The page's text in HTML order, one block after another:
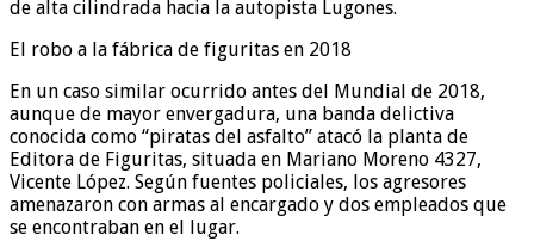
de alta cilindrada hacia la autopista Lugones.
El robo a la fábrica de figuritas en 2018
En un caso similar ocurrido antes del Mundial de 2018,
aunque de mayor envergadura, una banda delictiva
conocida como “piratas del asfalto” atacó la planta de
Editora de Figuritas, situada en Mariano Moreno 4327,
Vicente López. Según fuentes policiales, los agresores
amenazaron con armas al encargado y dos empleados que
se encontraban en el lugar.